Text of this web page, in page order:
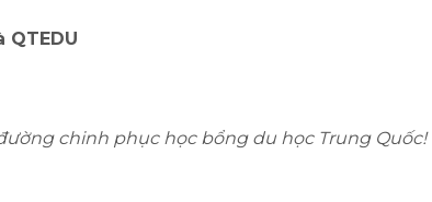
chinh phục học bổng du học Trung Quốc!